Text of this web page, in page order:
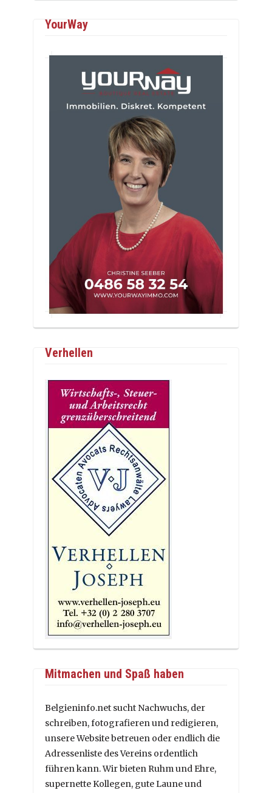
YourWay
Verhellen
Mitmachen und Spaß haben
Belgieninfo.net sucht Nachwuchs, der
schreiben, fotografieren und redigieren,
unsere Website betreuen oder endlich die
Adressenliste des Vereins ordentlich
führen kann. Wir bieten Ruhm und Ehre,
supernette Kollegen, gute Laune und